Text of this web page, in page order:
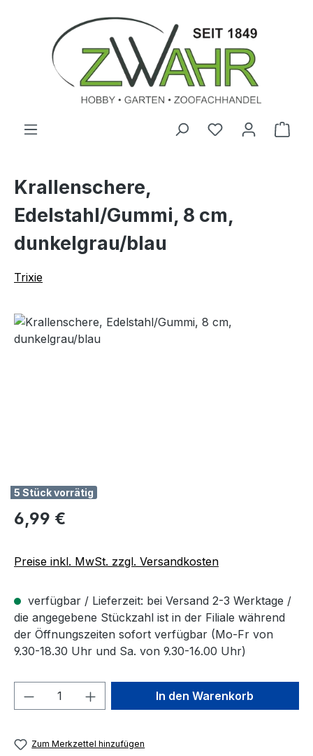
Zum Hauptinhalt springen
Krallenschere,
Edelstahl/Gummi, 8 cm,
dunkelgrau/blau
Trixie
Bildergalerie überspringen
5 Stück vorrätig
Regulärer Preis:
6,99 €
Preise inkl. MwSt. zzgl. Versandkosten
verfügbar / Lieferzeit: bei Versand 2-3 Werktage /
die angegebene Stückzahl ist in der Filiale während
der Öffnungszeiten sofort verfügbar (Mo-Fr von
9.30-18.30 Uhr und Sa. von 9.30-16.00 Uhr)
Produkt Anzahl: Gib denIn den Warenkorb
Zum Merkzettel hinzufügen